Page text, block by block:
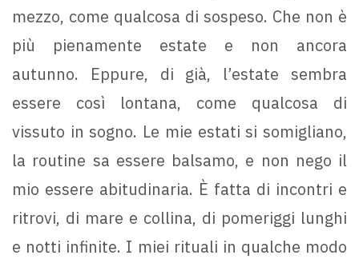
mezzo, come qualcosa di sospeso. Che non è
più pienamente estate e non ancora
autunno. Eppure, di già, l’estate sembra
essere così lontana, come qualcosa di
vissuto in sogno. Le mie estati si somigliano,
la routine sa essere balsamo, e non nego il
mio essere abitudinaria. È fatta di incontri e
ritrovi, di mare e collina, di pomeriggi lunghi
e notti infinite. I miei rituali in qualche modo